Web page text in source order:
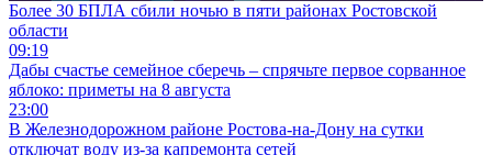
Более 30 БПЛА сбили ночью в пяти районах Ростовской
области
09:19
Дабы счастье семейное сберечь – спрячьте первое сорванное
яблоко: приметы на 8 августа
23:00
В Железнодорожном районе Ростова-на-Дону на сутки
отключат воду из-за капремонта сетей